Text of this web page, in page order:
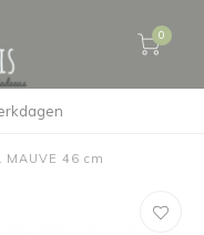
0
MAUVE 46 cm